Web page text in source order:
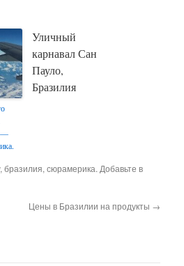
—
Уличный
карнавал Сан
Пауло,
Бразилия
бразилия, сюрамерика. Добавьте в
Цены в Бразилии на продукты →